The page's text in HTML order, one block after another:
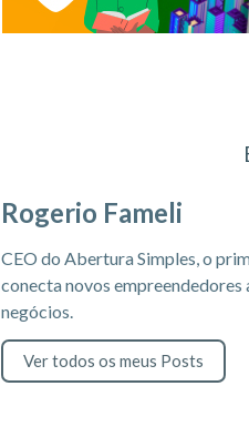
Rogerio Fameli
CEO do Abertura Simples, o
conecta novos empreendedores
negócios.
Ver todos os meus Posts